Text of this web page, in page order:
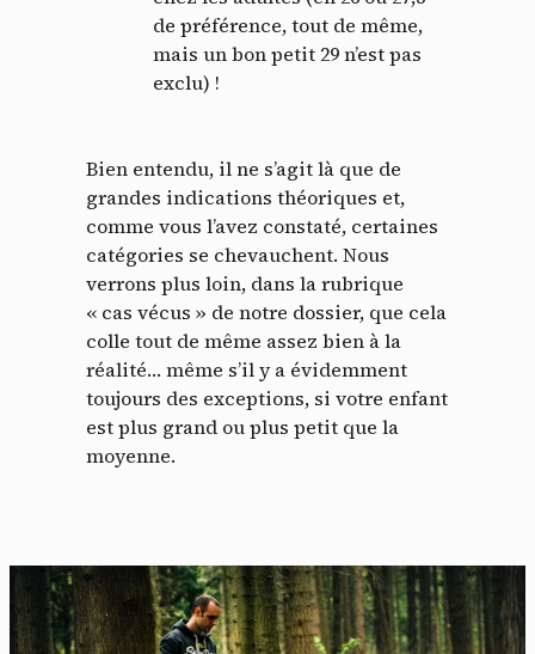
de préférence, tout de même,
mais un bon petit 29 n’est pas
exclu) !
Bien entendu, il ne s’agit là que de
grandes indications théoriques et,
comme vous l’avez constaté, certaines
catégories se chevauchent. Nous
verrons plus loin, dans la rubrique
« cas vécus » de notre dossier, que cela
colle tout de même assez bien à la
réalité… même s’il y a évidemment
toujours des exceptions, si votre enfant
est plus grand ou plus petit que la
moyenne.